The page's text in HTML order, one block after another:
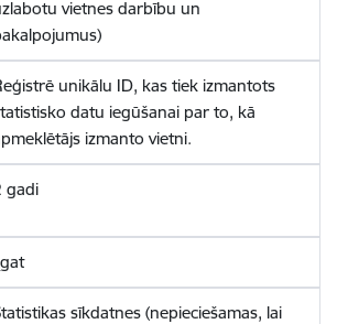
vietnes darbību un
unikālu ID, kas tiek izmantots
datu iegūšanai par to, kā
izmanto vietni.
gadi
_gat
sīkdatnes (nepieciešamas, lai